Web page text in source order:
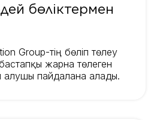
бөліктермен
Group-тің бөліп төлеу
жарна төлеген
алушы пайдалана алады.